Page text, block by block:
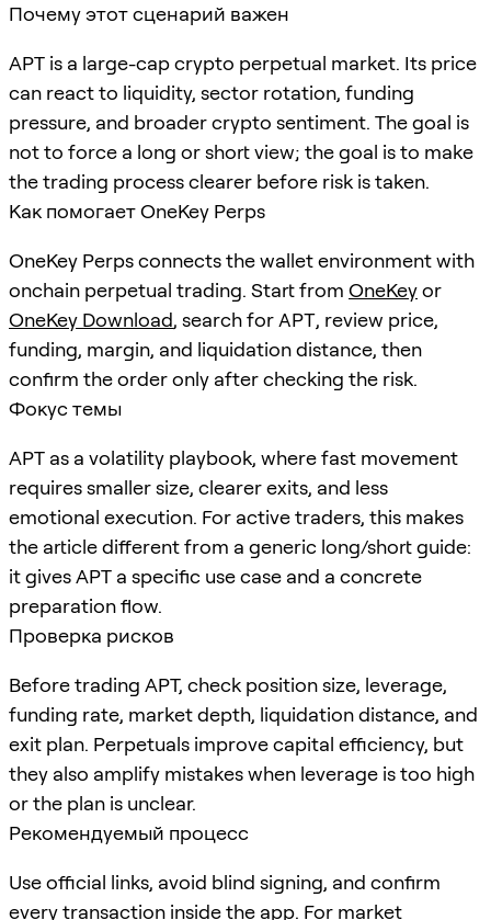
Почему этот сценарий важен
APT is a large-cap crypto perpetual market. Its price
can react to liquidity, sector rotation, funding
pressure, and broader crypto sentiment. The goal is
not to force a long or short view; the goal is to make
the trading process clearer before risk is taken.
Как помогает OneKey Perps
OneKey Perps connects the wallet environment with
onchain perpetual trading. Start from OneKeyor
OneKey Download, search for APT, review price,
funding, margin, and liquidation distance, then
confirm the order only after checking the risk.
Фокус темы
APT as a volatility playbook, where fast movement
requires smaller size, clearer exits, and less
emotional execution. For active traders, this makes
the article different from a generic long/short guide:
it gives APT a specific use case and a concrete
preparation flow.
Проверка рисков
Before trading APT, check position size, leverage,
funding rate, market depth, liquidation distance, and
exit plan. Perpetuals improve capital efficiency, but
they also amplify mistakes when leverage is too high
or the plan is unclear.
Рекомендуемый процесс
Use official links, avoid blind signing, and confirm
every transaction inside the app. For market